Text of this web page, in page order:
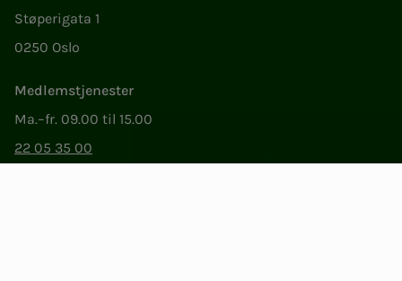
Støperigata 1
0250 Oslo
Medlemstjenester
Ma.–fr. 09.00 til 15.00
22 05 35 00